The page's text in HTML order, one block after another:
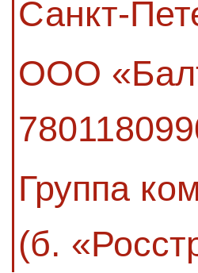
Санкт-
ООО
Группа
(б.